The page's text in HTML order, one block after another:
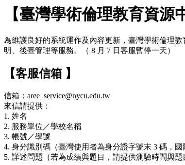
【臺灣學術倫理教育資源
為維護良好的系統運作及內容更新，臺灣學術倫理
明、後臺管理等服務。（ 8 月 7 日客服暫停一天）
【客服信箱 】
信箱：aree_service@nycu.edu.tw
來信請提供：
1. 姓名
2. 服務單位／學校名稱
3. 帳號／學號
4. 身分識別碼（臺灣使用者為身分證字號末 3 碼，國
5. 詳述問題（若為成績與題目，請提供測驗時間與